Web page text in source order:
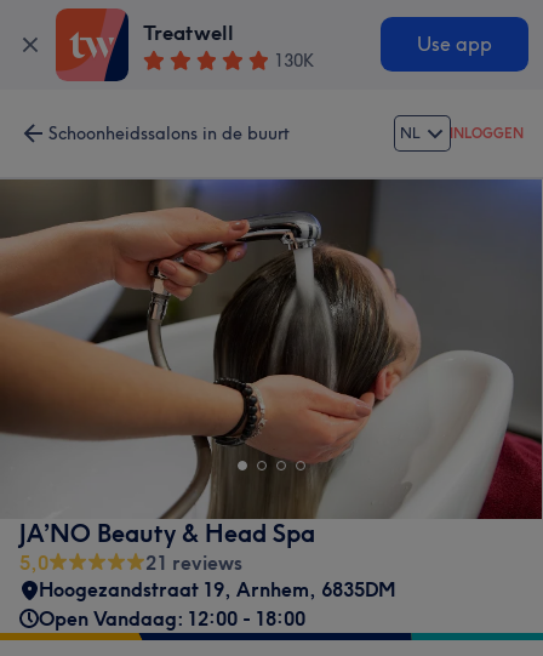
Treatwell
130K
Use app
Schoonheidssalons in de buurt NL INLOGGEN
JA’NO Beauty & Head Spa
5,0
21 reviews
Hoogezandstraat 19, Arnhem, 6835DM
Open Vandaag: 12:00 - 18:00